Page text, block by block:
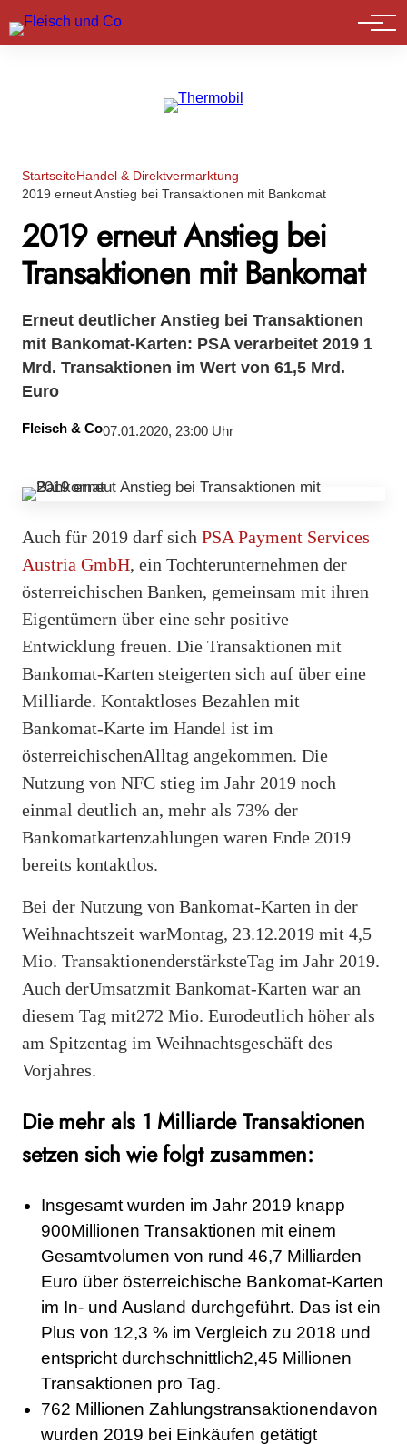
Marktführer
StartseiteHandel & Direktvermarktung
2019 erneut Anstieg bei Transaktionen mit Bankomat
2019 erneut Anstieg bei
Transaktionen mit Bankomat
Erneut deutlicher Anstieg bei Transaktionen
mit Bankomat-Karten: PSA verarbeitet 2019 1
Mrd. Transaktionen im Wert von 61,5 Mrd.
Euro
Fleisch & Co07.01.2020, 23:00 Uhr
Auch für 2019 darf sich PSA Payment Services
Austria GmbH, ein Tochterunternehmen der
österreichischen Banken, gemeinsam mit ihren
Eigentümern über eine sehr positive
Entwicklung freuen. Die Transaktionen mit
Bankomat-Karten steigerten sich auf über eine
Milliarde. Kontaktloses Bezahlen mit
Bankomat-Karte im Handel ist im
österreichischenAlltag angekommen. Die
Nutzung von NFC stieg im Jahr 2019 noch
einmal deutlich an, mehr als 73% der
Bankomatkartenzahlungen waren Ende 2019
bereits kontaktlos.
Bei der Nutzung von Bankomat-Karten in der
Weihnachtszeit warMontag, 23.12.2019 mit 4,5
Mio. TransaktionenderstärksteTag im Jahr 2019.
Auch derUmsatzmit Bankomat-Karten war an
diesem Tag mit272 Mio. Eurodeutlich höher als
am Spitzentag im Weihnachtsgeschäft des
Vorjahres.
Die mehr als 1 Milliarde Transaktionen
setzen sich wie folgt zusammen:
Insgesamt wurden im Jahr 2019 knapp
900Millionen Transaktionen mit einem
Gesamtvolumen von rund 46,7 Milliarden
Euro über österreichische Bankomat-Karten
im In- und Ausland durchgeführt. Das ist ein
Plus von 12,3 % im Vergleich zu 2018 und
entspricht durchschnittlich2,45 Millionen
Transaktionen pro Tag.
762 Millionen Zahlungstransaktionendavon
wurden 2019 bei Einkäufen getätigt